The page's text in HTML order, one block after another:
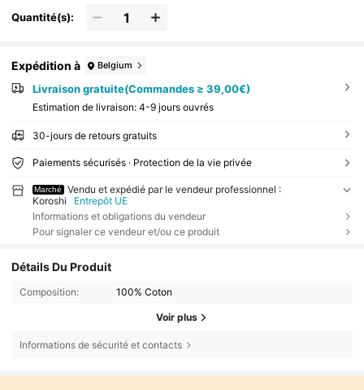
Quantité(s):
Expédition à Belgium
Livraison gratuite(Commandes ≥ 39,00€)
Estimation de livraison: 4-9 jours ouvrés
30-jours de retours gratuits
Paiements sécurisés · Protection de la vie privée
Marché
Vendu et expédié par le vendeur professionnel :
Koroshi
Entrepôt UE
Informations et obligations du vendeur
Pour signaler ce vendeur et/ou ce produit
Détails Du Produit
Composition: 100% Coton
Voir plus
Informations de sécurité et contacts